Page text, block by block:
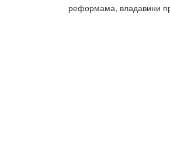
реформама, владавини